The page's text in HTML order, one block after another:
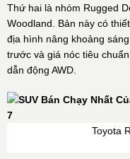
Thứ hai là nhóm Rugged
Woodland. Bản này có
địa hình nâng khoảng
trước và giá nóc tiêu
dẫn động AWD.
Toyota